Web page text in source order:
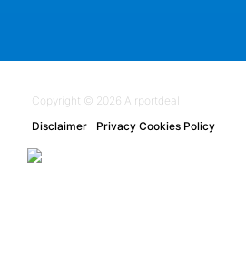
Copyright © 2026 Airportdeal
Disclaimer
Privacy Cookies Policy